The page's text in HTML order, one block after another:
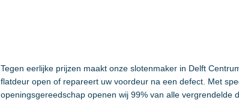
Tegen eerlijke prijzen maakt onze slotenmaker in Delft
flatdeur open of repareert uw voordeur na een defect. Met
openingsgereedschap openen wij 99% van alle vergrendelde